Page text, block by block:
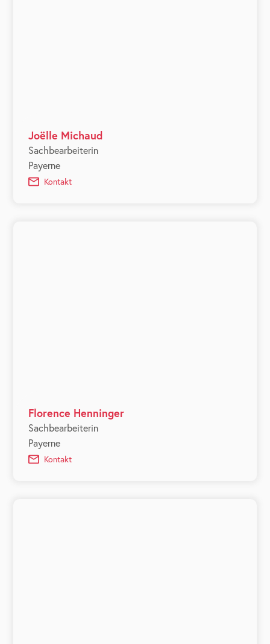
Joëlle Michaud
Sachbearbeiterin
Payerne
Kontakt
Florence Henninger
Sachbearbeiterin
Payerne
Kontakt